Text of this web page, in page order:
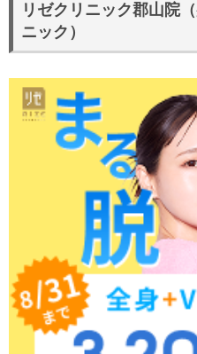
リゼクリニック郡山院
ニック）